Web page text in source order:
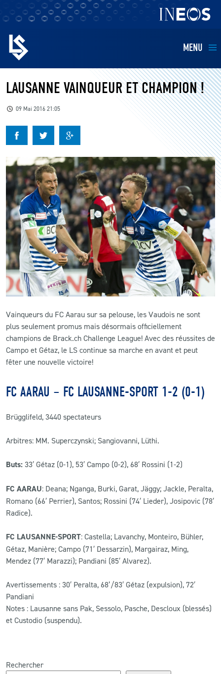
MENU
EQUIPES
BILLETTERIE
FANS
KIDS
BUSINESS
RESTAURATION
CLUB
CONTACT
ACTUALITÉS
LS E-SHOP
L’APP DU LS
LS ACADEMY CAMPS
LAUSANNE VAINQUEUR ET CHAMPION !
09 Mai 2016 21:05
Vainqueurs du FC Aarau sur sa pelouse, les Vaudois ne sont
plus seulement promus mais désormais officiellement
champions de Brack.ch Challenge League! Avec des réussites de
Campo et Gétaz, le LS continue sa marche en avant et peut
fêter une nouvelle victoire!
FC AARAU – FC LAUSANNE-SPORT 1-2 (0-1)
Brügglifeld, 3440 spectateurs
Arbitres: MM. Superczynski; Sangiovanni, Lüthi.
Buts: 33′ Gétaz (0-1), 53′ Campo (0-2), 68′ Rossini (1-2)
FC AARAU: Deana; Nganga, Burki, Garat, Jäggy; Jackle, Peralta,
Romano (66′ Perrier), Santos; Rossini (74′ Lieder), Josipovic (78′
Radice).
FC LAUSANNE-SPORT: Castella; Lavanchy, Monteiro, Bühler,
Gétaz, Manière; Campo (71′ Dessarzin), Margairaz, Ming,
Mendez (77′ Marazzi); Pandiani (85′ Alvarez).
Avertissements : 30′ Peralta, 68’/83′ Gétaz (expulsion), 72′
Pandiani
Notes : Lausanne sans Pak, Sessolo, Pasche, Descloux (blessés)
et Custodio (suspendu).
Rechercher